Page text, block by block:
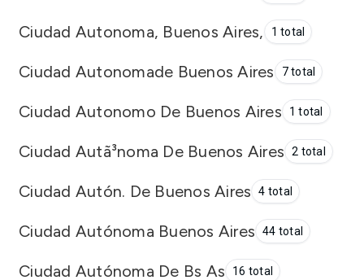
Ciudad Autonoma, Buenos Aires, 1 total
Ciudad Autonomade Buenos Aires 7 total
Ciudad Autonomo De Buenos Aires 1 total
Ciudad Autã³noma De Buenos Aires 2 total
Ciudad Autón. De Buenos Aires 4 total
Ciudad Autónoma Buenos Aires 44 total
Ciudad Autónoma De Bs As 16 total